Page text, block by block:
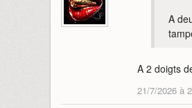
A
A 2 doigts
21/7/2026 à